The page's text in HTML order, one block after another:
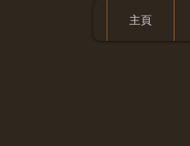
主頁